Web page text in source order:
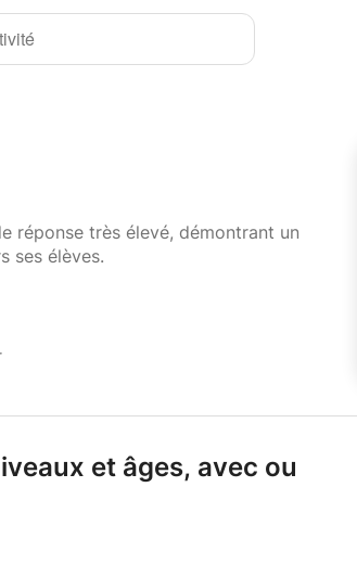
réponse très élevé, démontrant un
ses élèves.
et âges, avec ou